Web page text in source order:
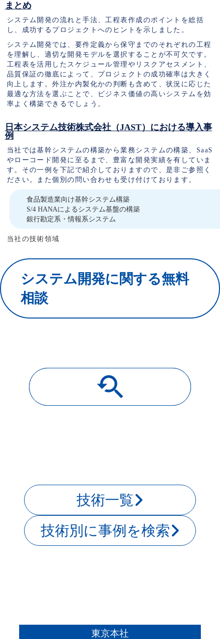
まとめ
システム開発の流れと手法、工程表作成のポイントを総括
し、成功するプロジェクトへのヒントを示しました。
システム開発では、要件定義から保守までのそれぞれの工程
を理解し、適切な開発モデルを選択することが不可欠です。
工程表を活用したスケジュール管理やリスクアセスメント、
品質保証の徹底によって、プロジェクトの成功確率は大きく
向上します。外注か内製化かの判断も含めて、状況に応じた
最適な方法を選ぶことで、ビジネス価値の高いシステムを効
率よく構築できるでしょう。
日本システム技術株式会社（JAST）における導入事
例
当社では基幹システムの構築から業務システムの構築、SaaS
やローコード開発に至るまで、豊富な開発実績を有していま
す。その一例を下記で紹介しておりますので、是非ご参照く
ださい。また個別の問い合わせも受け付けております。
食品製造業向け基幹システム構築
S/4 HANAによるシステム基盤の構築
銀行勘定系・情報系システム
当社の技術領域
システム開発に関する無料
相談
導入事例一覧
youtube_searched_for
技術一覧
技術別に事例を検索
東京本社